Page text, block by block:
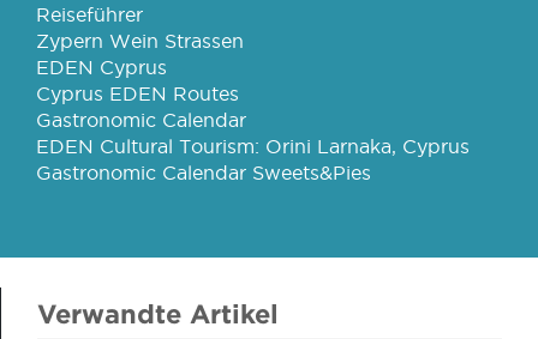
Reiseführer
Zypern Wein Strassen
EDEN Cyprus
Cyprus EDEN Routes
Gastronomic Calendar
EDEN Cultural Tourism: Orini Larnaka, Cyprus
Gastronomic Calendar Sweets&Pies
Verwandte Artikel